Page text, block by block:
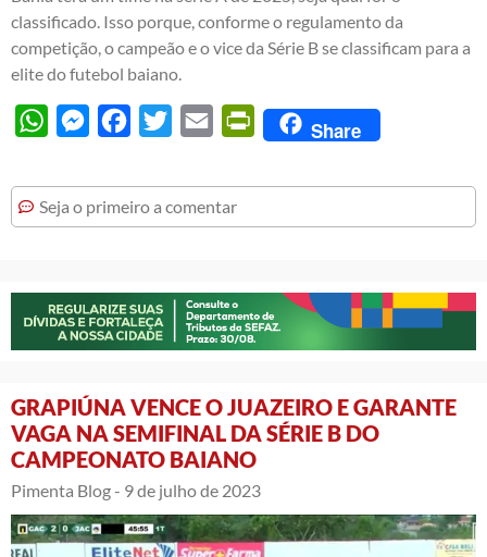
classificado. Isso porque, conforme o regulamento da
competição, o campeão e o vice da Série B se classificam para a
elite do futebol baiano.
WhatsAppMessengerFacebook
Twitter Email PrintFriendly
Share
Seja o primeiro a comentar
GRAPIÚNA VENCE O JUAZEIRO E GARANTE
VAGA NA SEMIFINAL DA SÉRIE B DO
CAMPEONATO BAIANO
Pimenta Blog - 9 de julho de 2023